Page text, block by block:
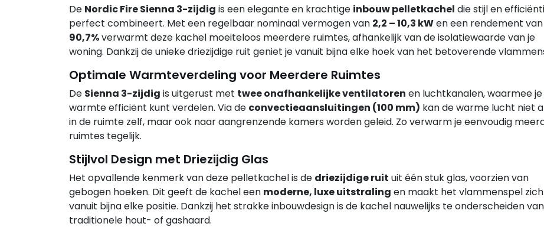
De Nordic Fire Sienna 3-zijdig is een elegante en krachtige inbouw pelletkachel die stijl en
perfect combineert. Met een regelbaar nominaal vermogen van 2,2 – 10,3 kWen een rendement van
90,7%verwarmt deze kachel moeiteloos meerdere ruimtes, afhankelijk van de isolatiewaarde van je
woning. Dankzij de unieke driezijdige ruit geniet je vanuit bijna elke hoek van het betoverende
Optimale Warmteverdeling voor Meerdere Ruimtes
De Sienna 3-zijdig is uitgerust met twee onafhankelijke ventilatoren en luchtkanalen, waarmee
warmte efficiënt kunt verdelen. Via de convectieaansluitingen (100 mm) kan de warme lucht niet
in de ruimte zelf, maar ook naar aangrenzende kamers worden geleid. Zo verwarm je eenvoudig
ruimtes tegelijk.
Stijlvol Design met Driezijdig Glas
Het opvallende kenmerk van deze pelletkachel is de driezijdige ruit uit één stuk glas, voorzien van
gebogen hoeken. Dit geeft de kachel een moderne, luxe uitstraling en maakt het vlammenspel
vanuit bijna elke positie. Dankzij het strakke inbouwdesign is de kachel nauwelijks te onderscheiden
traditionele hout- of gashaard.